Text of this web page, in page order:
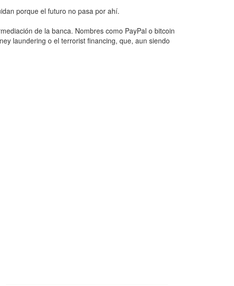
porque el futuro no pasa por ahí.
de la banca. Nombres como PayPal o bitcoin
laundering o el terrorist financing, que, aun siendo